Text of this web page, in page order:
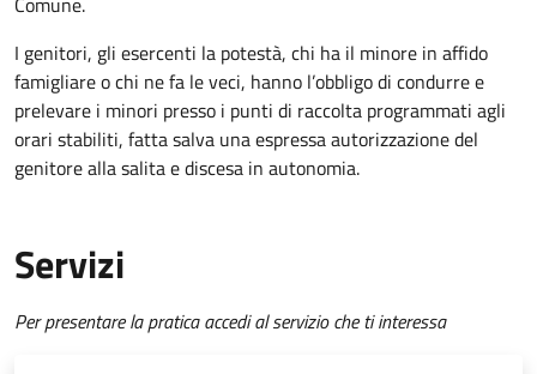
I genitori, gli esercenti la potestà, chi ha il minore in affido
famigliare o chi ne fa le veci, hanno l’obbligo di condurre e
prelevare i minori presso i punti di raccolta programmati agli
orari stabiliti, fatta salva una espressa autorizzazione del
genitore alla salita e discesa in autonomia.
Servizi
Per presentare la pratica accedi al servizio che ti interessa